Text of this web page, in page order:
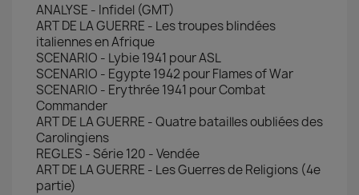
ANALYSE - Infidel (GMT)
ART DE LA GUERRE - Les troupes blindées
italiennes en Afrique
SCENARIO - Lybie 1941 pour ASL
SCENARIO - Egypte 1942 pour Flames of War
SCENARIO - Erythrée 1941 pour Combat
Commander
ART DE LA GUERRE - Quatre batailles oubliées des
Carolingiens
REGLES - Série 120 - Vendée
ART DE LA GUERRE - Les Guerres de Religions (4e
partie)